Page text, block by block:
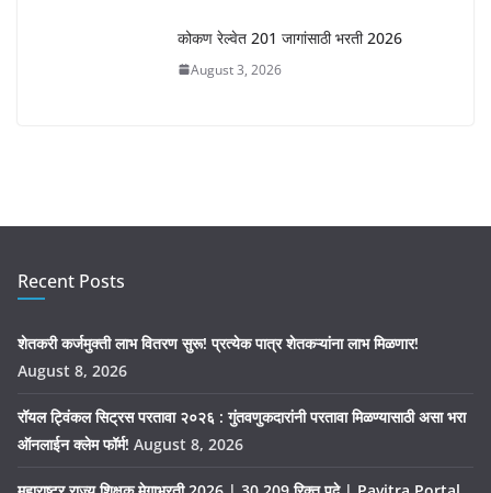
कोकण रेल्वेत 201 जागांसाठी भरती 2026
August 3, 2026
Recent Posts
शेतकरी कर्जमुक्ती लाभ वितरण सुरू! प्रत्येक पात्र शेतकऱ्यांना लाभ मिळणार!
August 8, 2026
रॉयल ट्विंकल सिट्रस परतावा २०२६ : गुंतवणुकदारांनी परतावा मिळण्यासाठी असा भरा
ऑनलाईन क्लेम फॉर्म! August 8, 2026